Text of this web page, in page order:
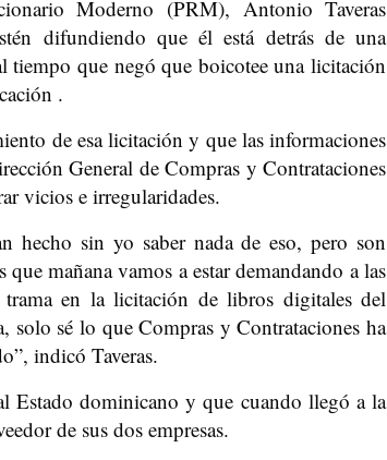
Moderno (PRM), Antonio Taveras
difundiendo que él está detrás de una
tiempo que negó que boicotee una licitación
.
de esa licitación y que las informaciones
General de Compras y Contrataciones
vicios e irregularidades.
hecho sin yo saber nada de eso, pero son
mañana vamos a estar demandando a las
trama en la licitación de libros digitales del
solo sé lo que Compras y Contrataciones ha
indicó Taveras.
Estado dominicano y que cuando llegó a la
de sus dos empresas.